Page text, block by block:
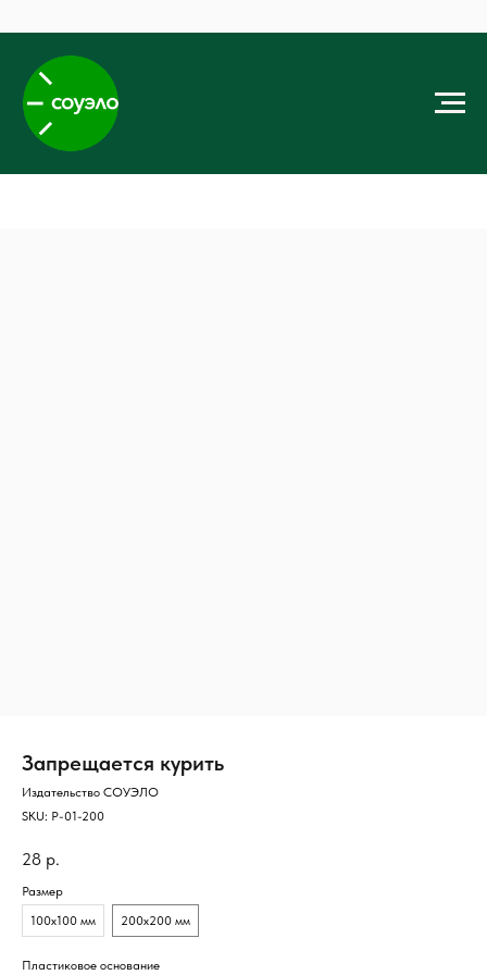
Запрещается курить
Издательство СОУЭЛО
SKU: Р-01-200
28 р.
Размер
100х100 мм
200х200 мм
Пластиковое основание